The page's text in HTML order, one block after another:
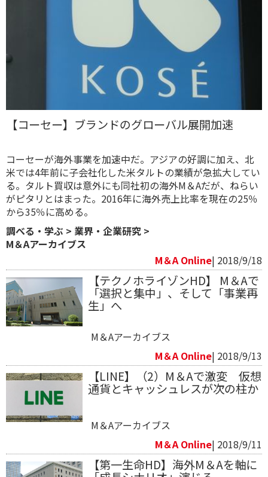
【コーセー】ブランドのグローバル展開加速
コーセーが海外事業を加速中だ。アジアの好調に加え、北
米では4年前に子会社化した米タルトの業績が急拡大してい
る。タルト買収は意外にも同社初の海外M＆Aだが、ねらい
がピタリとはまった。2016年に海外売上比率を現在の25％
から35％に高める。
調べる・学ぶ > 業界・企業研究 >
M＆Aアーカイブス
M＆A Online| 2018/9/18
【テクノホライゾンHD】 M＆Aで
「選択と集中」、そして「事業再
生」へ
M＆Aアーカイブス
M＆A Online| 2018/9/13
【LINE】（2）M＆Aで激変 仮想
通貨とキャッシュレスが次の柱か
M＆Aアーカイブス
M＆A Online| 2018/9/11
【第一生命HD】海外M＆Aを軸に